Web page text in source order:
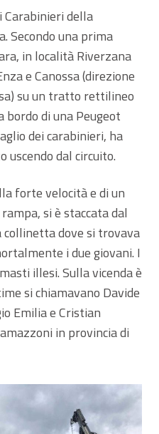
della
Secondo una prima
in località Riverzana
e Canossa (direzione
su un tratto rettilineo
bordo di una Peugeot
dei carabinieri, ha
uscendo dal circuito.
forte velocità e di un
si è staccata dal
collinetta dove si trovava
i due giovani. I
illesi. Sulla vicenda è
si chiamavano Davide
Emilia e Cristian
in provincia di